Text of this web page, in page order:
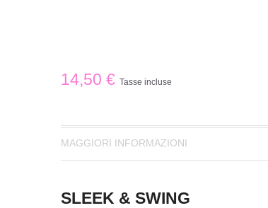
14,50 € Tasse incluse
MAGGIORI INFORMAZIONI
SLEEK & SWING